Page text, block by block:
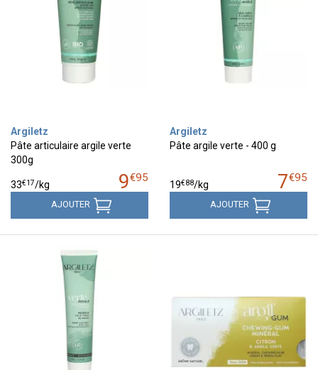
Argiletz
Pâte articulaire argile verte
300g
9€95
33€17/kg
AJOUTER
Argiletz
Pâte argile verte - 400 g
7€95
19€88/kg
AJOUTER